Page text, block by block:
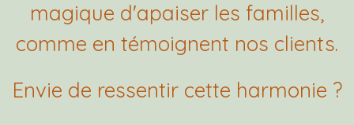
magique d'apaiser les familles,
comme en témoignent nos clients.
Envie de ressentir cette harmonie ?